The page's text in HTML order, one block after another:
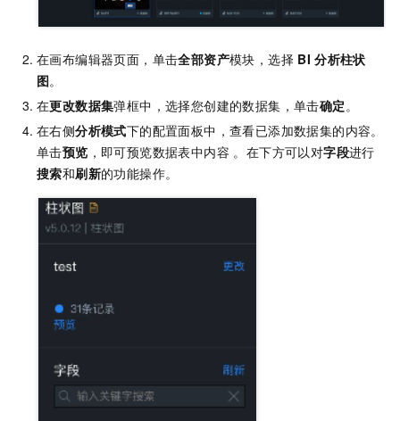
在画布编辑器页面，单击全部资产模块，选择 BI 分析柱状
图。
在更改数据集弹框中，选择您创建的数据集，单击确定 。
在右侧分析模式下的配置面板中，查看已添加数据集的内容。
单击预览 ，即可预览数据表中内容 。在下方可以对字段进行
搜索和刷新的功能操作。